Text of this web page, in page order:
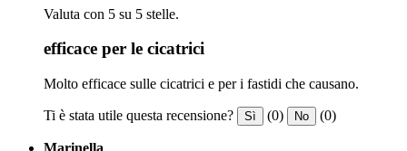
Valuta con 5 su 5 stelle.
efficace per le cicatrici
Molto efficace sulle cicatrici e per i fastidi che causano.
Ti è stata utile questa recensione? Sì (0) No (0)
Marinella